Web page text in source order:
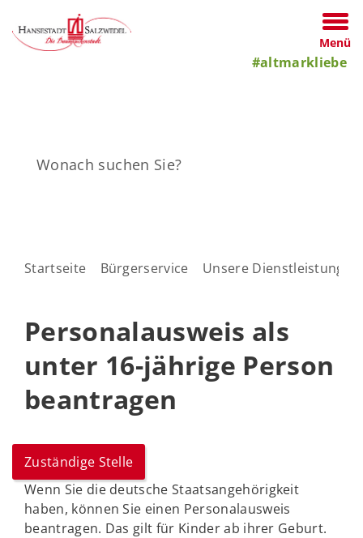
Menü
#altmarkliebe
Startseite Bürgerservice Unsere Dienstleistungen
Personalausweis als
unter 16-jährige Person
beantragen
Zuständige Stelle
Wenn Sie die deutsche Staatsangehörigkeit
haben, können Sie einen Personalausweis
beantragen. Das gilt für Kinder ab ihrer Geburt.